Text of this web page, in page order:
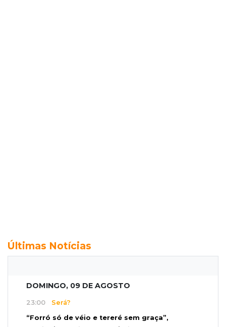
Últimas Notícias
DOMINGO, 09 DE AGOSTO
23:00 Será?
“Forró só de véio e tereré sem graça”,